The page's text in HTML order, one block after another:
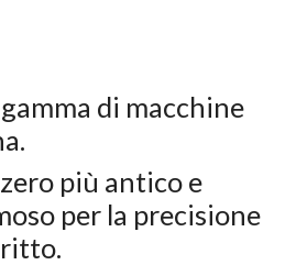
di macchine
più antico e
per la precisione